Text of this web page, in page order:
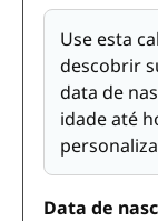
Use esta
descobrir
data de
idade até
Data de